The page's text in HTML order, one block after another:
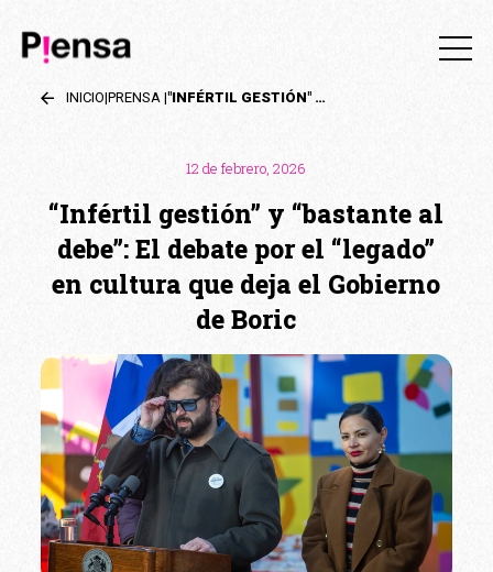
INICIO|PRENSA | "INFÉRTIL GESTIÓN" Y "BASTANTE AL DEBE": EL DEBATE POR EL "LEGADO" EN CULTURA QUE DEJA EL GOBIERNO DE BORIC
12 de febrero, 2026
“Infértil gestión” y “bastante al
debe”: El debate por el “legado”
en cultura que deja el Gobierno
de Boric